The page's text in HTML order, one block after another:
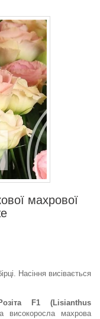
махрової
Насіння висівається
F1 (Lisianthus
високоросла махрова